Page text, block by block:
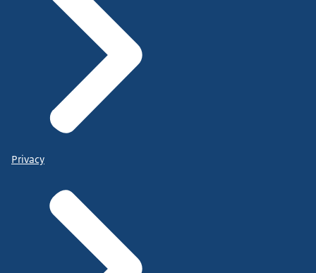
Privacy